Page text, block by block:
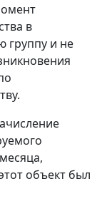
в
группу и не
объект был